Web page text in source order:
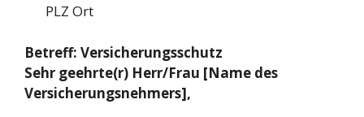
PLZ Ort
Betreff: Versicherungsschutz
Sehr geehrte(r) Herr/Frau [Name des
Versicherungsnehmers],